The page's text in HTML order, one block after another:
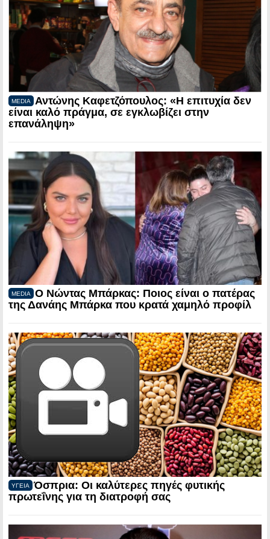
MEDIA
Αντώνης Καφετζόπουλος: «Η επιτυχία δεν
είναι καλό πράγμα, σε εγκλωβίζει στην
επανάληψη»
MEDIA
Ο Νώντας Μπάρκας: Ποιος είναι ο πατέρας
της Δανάης Μπάρκα που κρατά χαμηλό προφίλ
ΥΓΕΙΑ
Όσπρια: Οι καλύτερες πηγές φυτικής
πρωτεΐνης για τη διατροφή σας